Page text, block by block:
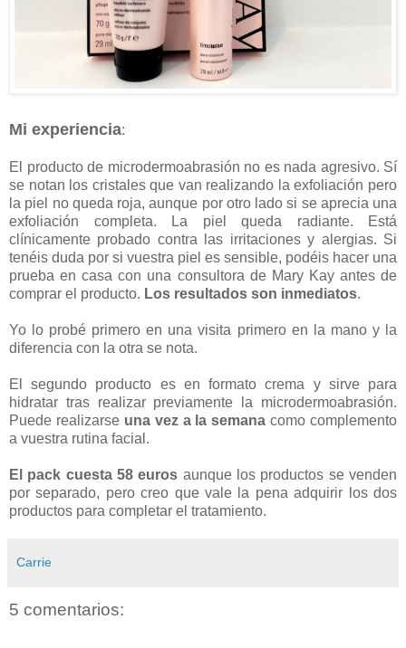
Mi experiencia:
El producto de microdermoabrasión no es nada agresivo. Sí
se notan los cristales que van realizando la exfoliación pero
la piel no queda roja, aunque por otro lado si se aprecia una
exfoliación completa. La piel queda radiante. Está
clínicamente probado contra las irritaciones y alergias. Si
tenéis duda por si vuestra piel es sensible, podéis hacer una
prueba en casa con una consultora de Mary Kay antes de
comprar el producto. Los resultados son inmediatos.
Yo lo probé primero en una visita primero en la mano y la
diferencia con la otra se nota.
El segundo producto es en formato crema y sirve para
hidratar tras realizar previamente la microdermoabrasión.
Puede realizarse una vez a la semanacomo complemento
a vuestra rutina facial.
El pack cuesta 58 euros aunque los productos se venden
por separado, pero creo que vale la pena adquirir los dos
productos para completar el tratamiento.
Carrie
5 comentarios: